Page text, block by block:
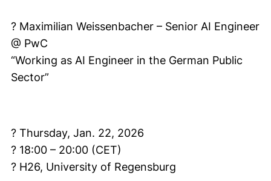
? Maximilian Weissenbacher – Senior AI Engineer
@ PwC
“Working as AI Engineer in the German Public
Sector”
? Thursday, Jan. 22, 2026
? 18:00 – 20:00 (CET)
? H26, University of Regensburg